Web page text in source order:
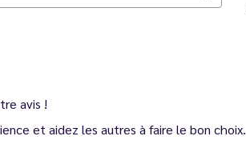
avis !
et aidez les autres à faire le bon choix.